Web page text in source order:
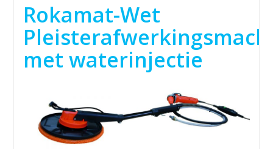
Rokamat-Wet
met waterinjectie